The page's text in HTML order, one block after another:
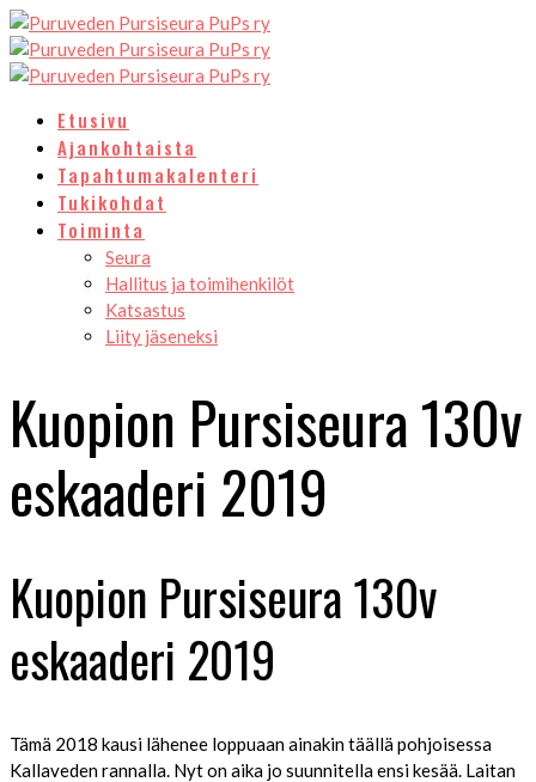
Etusivu
Ajankohtaista
Tapahtumakalenteri
Tukikohdat
Toiminta
Seura
Hallitus ja toimihenkilöt
Katsastus
Liity jäseneksi
Kuopion Pursiseura 130v
eskaaderi 2019
Kuopion Pursiseura 130v
eskaaderi 2019
Tämä 2018 kausi lähenee loppuaan ainakin täällä pohjoisessa
Kallaveden rannalla. Nyt on aika jo suunnitella ensi kesää. Laitan